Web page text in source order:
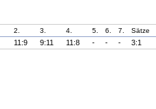
2. 3. 4. 5. 6. 7. Sätze
11:9 9:11 11:8 - - - 3:1